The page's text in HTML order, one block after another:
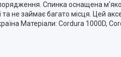
Спинка оснащена
не займає багато місця. Цей
Матеріали: Cordura 1000D,